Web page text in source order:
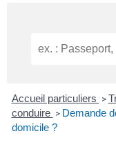
Accueil particuliers >
conduire > Demande
domicile ?